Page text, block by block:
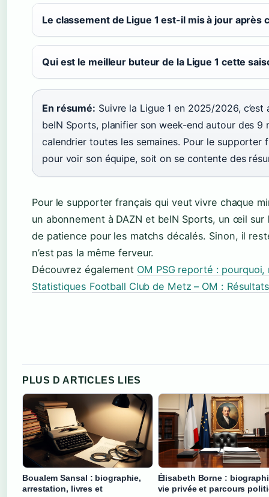
Le classement de Ligue 1 est-il mis à jour après
Qui est le meilleur buteur de la Ligue 1 cette
En résumé: Suivre la Ligue 1 en 2025/2026,
beIN Sports, planifier son week-end autour des 9
calendrier toutes les semaines. Pour le
pour voir son équipe, soit on se contente des
Pour le supporter français qui veut vivre chaque
un abonnement à DAZN et beIN Sports, un œil
de patience pour les matchs décalés. Sinon, il
n’est pas la même ferveur.
Découvrez également OM PSG reporté :
Statistiques Football Club de Metz – OM :
PLUS D ARTICLES LIES
Boualem Sansal : biographie,
arrestation, livres et
Élisabeth Borne :
vie privée et parcours